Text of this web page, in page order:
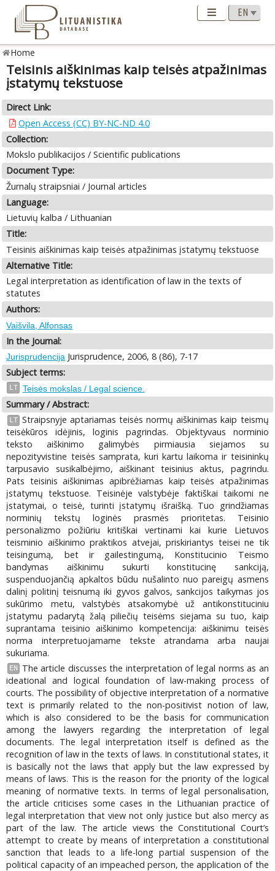
Home
Teisinis aiškinimas kaip teisės atpažinimas
įstatymų tekstuose
Direct Link:
Open Access (CC) BY-NC-ND 4.0
Collection:
Mokslo publikacijos / Scientific publications
Document Type:
Žurnalų straipsniai / Journal articles
Language:
Lietuvių kalba / Lithuanian
Title:
Teisinis aiškinimas kaip teisės atpažinimas įstatymų tekstuose
Alternative Title:
Legal interpretation as identification of law in the texts of
statutes
Authors:
Vaišvila, Alfonsas
In the Journal:
Jurisprudencija Jurisprudence, 2006, 8 (86), 7-17
Subject terms:
LT Teisės mokslas / Legal science.
Summary / Abstract:
LT Straipsnyje aptariamas teisės normų aiškinimas kaip teismų
teisėkūros idėjinis, loginis pagrindas. Objektyvaus norminio
teksto aiškinimo galimybės pirmiausia siejamos su
nepozityvistine teisės samprata, kuri kartu laikoma ir teisininkų
tarpusavio susikalbėjimo, aiškinant teisinius aktus, pagrindu.
Pats teisinis aiškinimas apibrėžiamas kaip teisės atpažinimas
įstatymų tekstuose. Teisinėje valstybėje faktiškai taikomi ne
įstatymai, o teisė, turinti įstatymų išraišką. Tuo grindžiamas
norminių tekstų loginės prasmės prioritetas. Teisinio
personalizmo požiūriu kritiškai vertinami kai kurie Lietuvos
teisminio aiškinimo praktikos atvejai, priskiriantys teisei ne tik
teisingumą, bet ir gailestingumą, Konstitucinio Teismo
bandymas aiškinimu sukurti konstitucinę sankciją,
suspenduojančią apkaltos būdu nušalinto nuo pareigų asmens
dalinį politinį teisnumą iki gyvos galvos, sankcijos taikymas jos
sukūrimo metu, valstybės atsakomybė už antikonstituciniu
įstatymu padarytą žalą piliečių teisėms siejama su tuo, kaip
suprantama teisinio aiškinimo kompetencija: aiškinimu teisės
norma interpretuojamame tekste atrandama arba naujai
sukuriama.
EN
The article discusses the interpretation of legal norms as an
ideational and logical foundation of law-making process of
courts. The possibility of objective interpretation of a normative
text is primarily related to the non-positivist notion of law,
which is also considered to be the basis for communication
among the lawyers regarding the interpretation of legal
documents. The legal interpretation itself is defined as the
recognition of law in the texts of laws. In constitutional states, it
is basically not the laws that apply but the law expressed by
means of laws. This is the reason for the priority of the logical
meaning of normative texts. In terms of legal personalisation,
the article criticises some cases in the Lithuanian practice of
legal interpretation that view not only justice but also mercy as
part of the law. The article views the Constitutional Court’s
attempt to create by means of interpretation a constitutional
sanction that leads to a life-long partial suspension of the
political capacity of an impeached person, the application of the